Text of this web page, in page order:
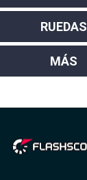
RUEDAS
MÁS